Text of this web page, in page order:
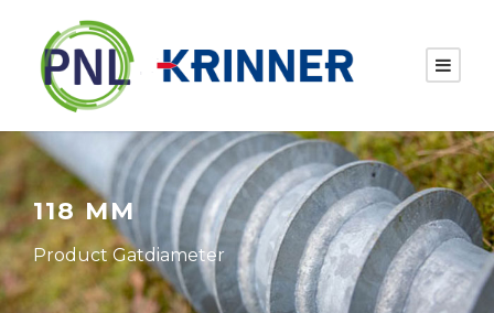
118 MM
Product Gatdiameter